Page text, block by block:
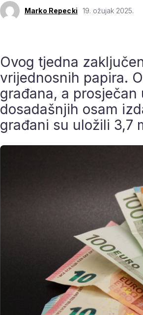
Marko Repecki 19. ožujak 2025.
Ovog tjedna
vrijednosnih papira.
građana, a
dosadašnjih osam
građani su uložili 3,7